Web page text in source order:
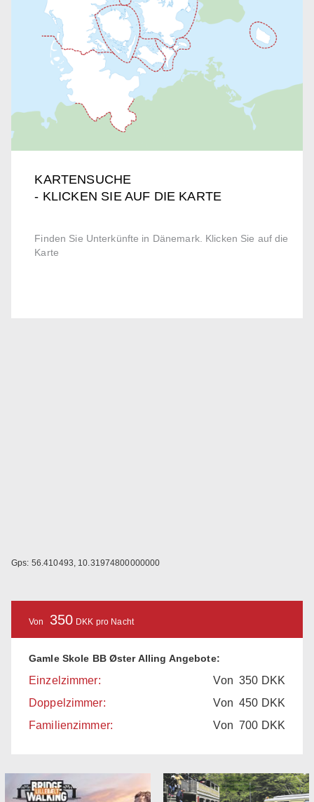
KARTENSUCHE
- KLICKEN SIE AUF DIE KARTE
Finden Sie Unterkünfte in Dänemark. Klicken Sie auf die
Karte
Gps: 56.410493, 10.31974800000000
Von 350 DKK pro Nacht
Gamle Skole BB Øster Alling Angebote:
Einzelzimmer: Von350 DKK
Doppelzimmer:
Von450 DKK
Familienzimmer:
Von700 DKK